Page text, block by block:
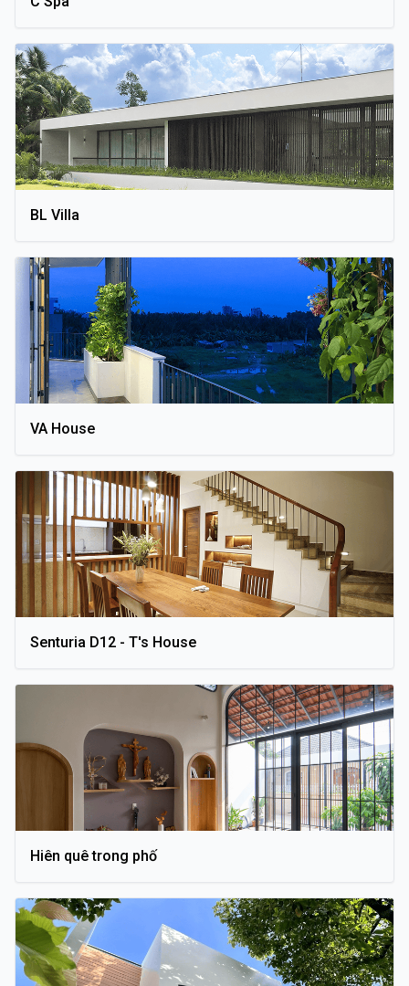
BL Villa
VA House
Senturia D12 - T's House
Hiên quê trong phố